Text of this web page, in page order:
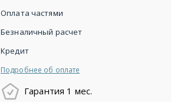
Безналичный расчет
Кредит
Оплата частями
Подробнее об оплате
Гарантия 1 мес.